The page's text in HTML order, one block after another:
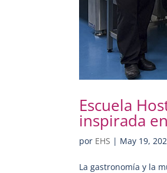
Escuela
inspirada
por EHS | May 19,
La gastronomía y la